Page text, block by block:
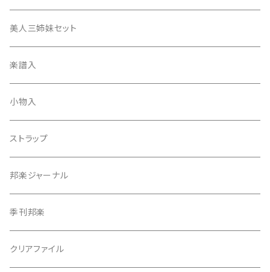
ひざゴム・胴ゴム・おひざもと
天神袋
天神巾着
指すり
つぼシール
撥皮・撥皮のり
胴板
美人三姉妹セット
楽譜入
小物入
ストラップ
邦楽ジャーナル
季刊邦楽
クリアファイル